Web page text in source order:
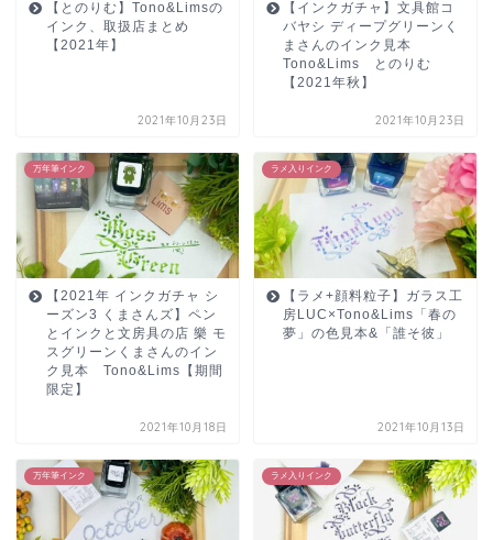
【とのりむ】Tono&Limsの
インク、取扱店まとめ
【2021年】
2021年10月23日
【インクガチャ】文具館コ
バヤシ ディープグリーンく
まさんのインク見本
Tono&Lims とのりむ
【2021年秋】
2021年10月23日
万年筆インク
【2021年 インクガチャ シ
ーズン3 くまさんズ】ペン
とインクと文房具の店 樂 モ
スグリーンくまさんのイン
ク見本 Tono&Lims【期間
限定】
2021年10月18日
ラメ入りインク
【ラメ+顔料粒子】ガラス工
房LUC×Tono&Lims「春の
夢」の色見本&「誰そ彼」
2021年10月13日
万年筆インク ラメ入りインク